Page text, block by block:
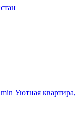
Уютная квартира,